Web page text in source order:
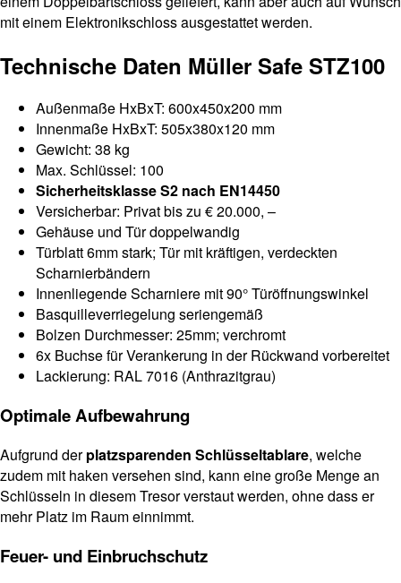
mit einem Elektronikschloss ausgestattet werden.
Technische Daten Müller Safe STZ100
Außenmaße HxBxT: 600x450x200 mm
Innenmaße HxBxT: 505x380x120 mm
Gewicht: 38 kg
Max. Schlüssel: 100
Sicherheitsklasse S2 nach EN14450
Versicherbar: Privat bis zu € 20.000, –
Gehäuse und Tür doppelwandig
Türblatt 6mm stark; Tür mit kräftigen, verdeckten
Scharnierbändern
Innenliegende Scharniere mit 90° Türöffnungswinkel
Basquilleverriegelung seriengemäß
Bolzen Durchmesser: 25mm; verchromt
6x Buchse für Verankerung in der Rückwand vorbereitet
Lackierung: RAL 7016 (Anthrazitgrau)
Optimale Aufbewahrung
Aufgrund derplatzsparenden Schlüsseltablare, welche
zudem mit haken versehen sind, kann eine große Menge an
Schlüsseln in diesem Tresor verstaut werden, ohne dass er
mehr Platz im Raum einnimmt.
Feuer- und Einbruchschutz